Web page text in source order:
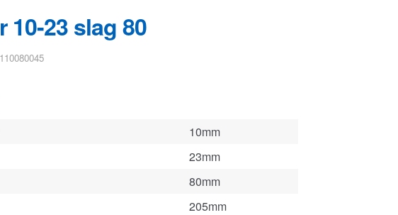
205mm
80 – 1250N
M8 x 1.25
30%